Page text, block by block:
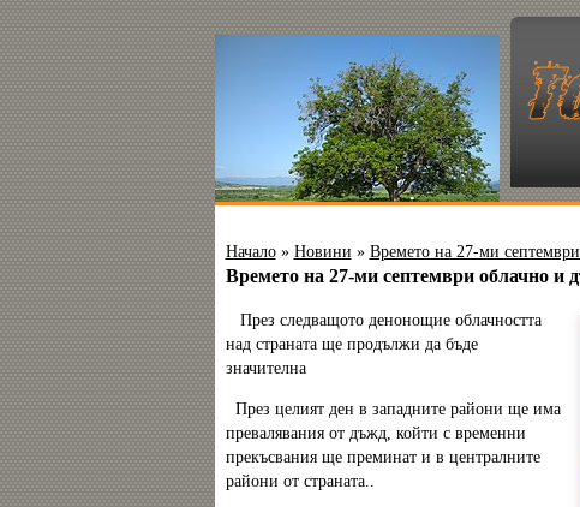
Начало» Новини » Времето на 27-ми
Времето на 27-ми септември облачно и
През следващото денонощие облачността
над страната ще продължи да бъде
значителна
През целият ден в западните райони ще има
превалявания от дъжд, койти с временни
прекъсвания ще преминат и в централните
райони от страната..